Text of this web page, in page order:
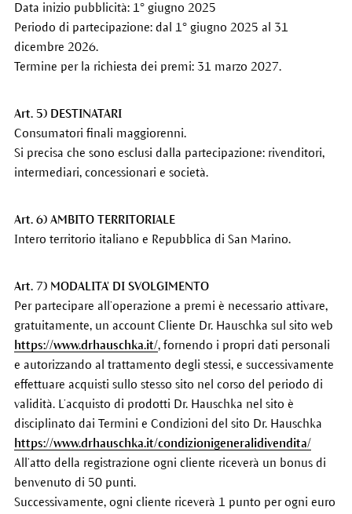
Data inizio pubblicità: 1° giugno 2025
Periodo di partecipazione: dal 1° giugno 2025 al 31
dicembre 2026.
Termine per la richiesta dei premi: 31 marzo 2027.
Art. 5) DESTINATARI
Consumatori finali maggiorenni.
Si precisa che sono esclusi dalla partecipazione: rivenditori,
intermediari, concessionari e società.
Art. 6) AMBITO TERRITORIALE
Intero territorio italiano e Repubblica di San Marino.
Art. 7) MODALITA’ DI SVOLGIMENTO
Per partecipare all’operazione a premi è necessario attivare,
gratuitamente, un account Cliente Dr. Hauschka sul sito web
https://www.drhauschka.it/, fornendo i propri dati personali
e autorizzando al trattamento degli stessi, e successivamente
effettuare acquisti sullo stesso sito nel corso del periodo di
validità. L’acquisto di prodotti Dr. Hauschka nel sito è
disciplinato dai Termini e Condizioni del sito Dr. Hauschka
https://www.drhauschka.it/condizionigeneralidivendita/
All’atto della registrazione ogni cliente riceverà un bonus di
benvenuto di 50 punti.
Successivamente, ogni cliente riceverà 1 punto per ogni euro